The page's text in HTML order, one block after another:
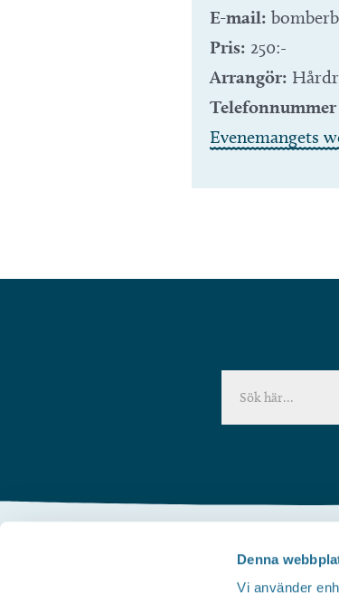
Denna
Vi använder
E-mail:
Pris: 250:-
Arrangör:
Evenemangets